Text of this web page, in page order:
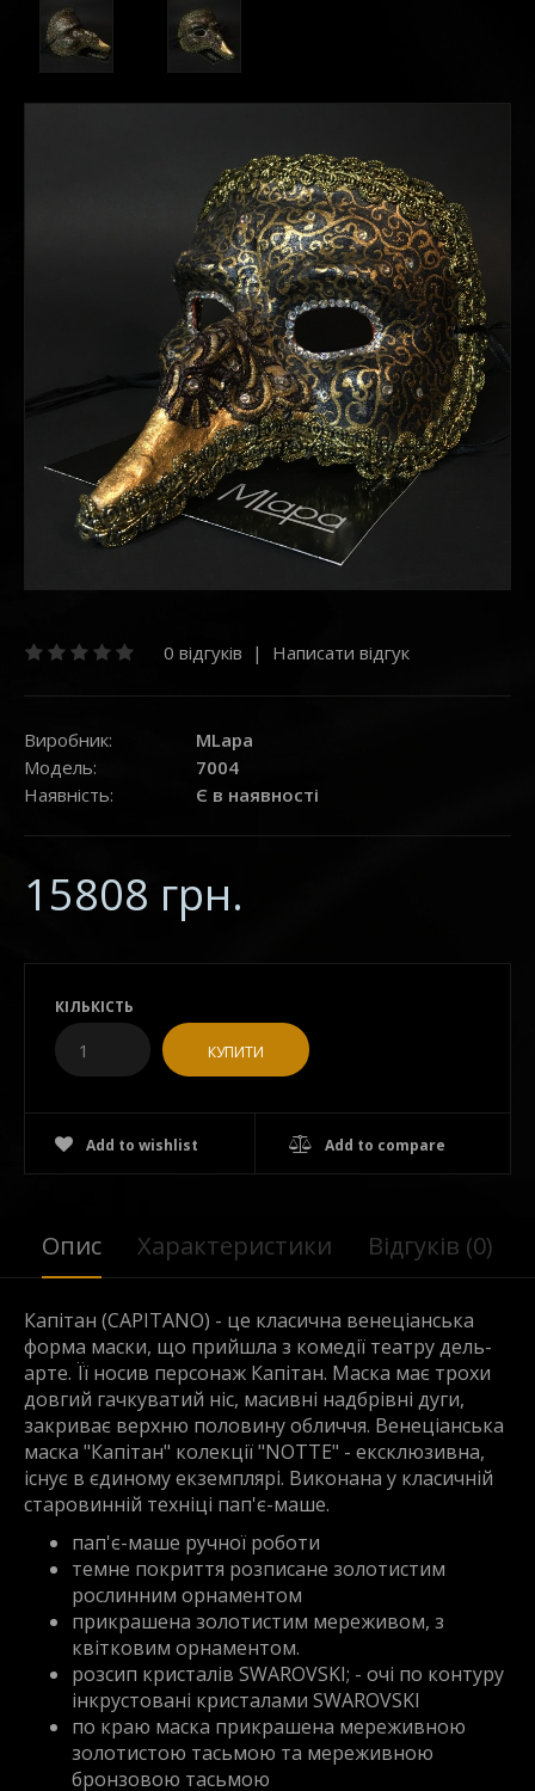
0 відгуків | Написати відгук
Виробник:
MLapa
Модель:
7004
Наявність:
Є в наявності
15808 грн.
КІЛЬКІСТЬ
Add to wishlist Add to compare
Опис Характеристики Відгуків (0)
Капітан (CAPITANO) - це класична венеціанська
форма маски, що прийшла з комедії театру дель-
арте. Її носив персонаж Капітан. Маска має трохи
довгий гачкуватий ніс, масивні надбрівні дуги,
закриває верхню половину обличчя. Венеціанська
маска "Капітан" колекції "NOTTE" - ексклюзивна,
існує в єдиному екземплярі. Виконана у класичній
старовинній техніці пап'є-маше.
пап'є-маше ручної роботи
темне покриття розписане золотистим
рослинним орнаментом
прикрашена золотистим мереживом, з
квітковим орнаментом.
розсип кристалів SWAROVSKI; - очі по контуру
інкрустовані кристалами SWAROVSKI
по краю маска прикрашена мереживною
золотистою тасьмою та мереживною
бронзовою тасьмою